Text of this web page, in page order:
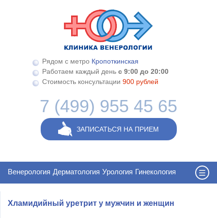
Рядом с метро Кропоткинская
Работаем каждый день с 9:00 до 20:00
Стоимость консультации 900 рублей
7 (499) 955 45 65
ЗАПИСАТЬСЯ НА ПРИЕМ
Венерология Дерматология Урология Гинекология
Хламидийный уретрит у мужчин и женщин